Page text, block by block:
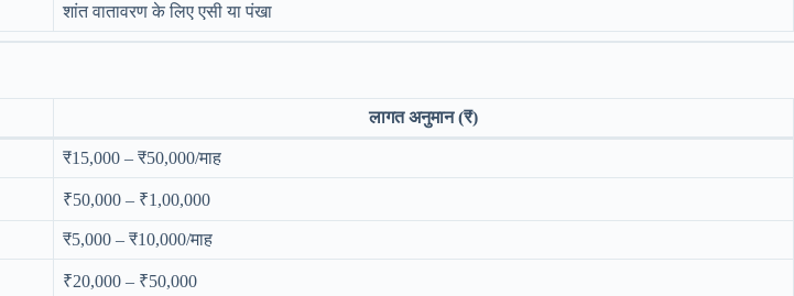
शांत वातावरण के लिए एसी या पंखा
लागत अनुमान (₹)
₹15,000 – ₹50,000/माह
₹50,000 – ₹1,00,000
₹5,000 – ₹10,000/माह
₹20,000 – ₹50,000